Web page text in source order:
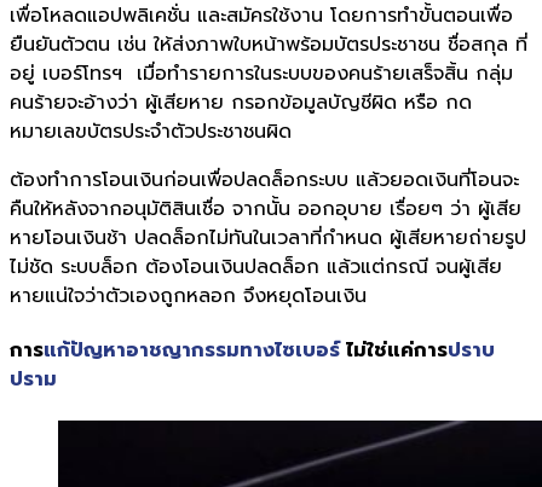
เพื่อโหลดแอปพลิเคชั่น และสมัครใช้งาน โดยการทำขั้นตอนเพื่อ
ยืนยันตัวตน เช่น ให้ส่งภาพใบหน้าพร้อมบัตรประชาชน ชื่อสกุล ที่
อยู่ เบอร์โทรฯ เมื่อทำรายการในระบบของคนร้ายเสร็จสิ้น กลุ่ม
คนร้ายจะอ้างว่า ผู้เสียหาย กรอกข้อมูลบัญชีผิด หรือ กด
หมายเลขบัตรประจำตัวประชาชนผิด
ต้องทำการโอนเงินก่อนเพื่อปลดล็อกระบบ แล้วยอดเงินที่โอนจะ
คืนให้หลังจากอนุมัติสินเชื่อ จากนั้น ออกอุบาย เรื่อยๆ ว่า ผู้เสีย
หายโอนเงินช้า ปลดล็อกไม่ทันในเวลาที่กำหนด ผู้เสียหายถ่ายรูป
ไม่ชัด ระบบล็อก ต้องโอนเงินปลดล็อก แล้วแต่กรณี จนผู้เสีย
หายแน่ใจว่าตัวเองถูกหลอก จึงหยุดโอนเงิน
การแก้ปัญหาอาชญากรรมทางไซเบอร์ไม่ใช่แค่การปราบ
ปราม